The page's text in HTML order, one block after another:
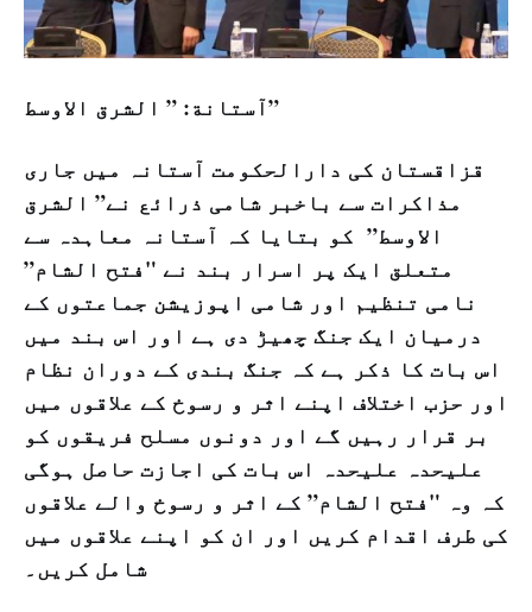
آستانة: ” الشرق الاوسط”
قزاقستان کی دارالحکومت آستانہ میں جاری
م‍ذاکرات سے باخبر شامی ذرائع نے” الشرق
الاوسط” کو بتایا کہ آستانہ معاہدہ سے
متعلق ایک پر اسرار بند نے "فتح الشام”
نامی تنظیم اور شامی اپوزیشن جماعتوں کے
درمیان ایک جنگ چھیڑ دی ہے اور اس بند میں
اس بات کا ذکر ہے کہ جنگ بندی کے دوران نظام
اور حزب اختلاف اپنے اثر و رسوخ کے علاقوں میں
بر قرار رہیں گے اور دونوں مسلح فریقوں کو
علیحدہ علیحدہ اس بات کی اجازت حاصل ہوگی
کہ وہ "فتح الشام” کے اثر و رسوخ والے علاقوں
کی طرف اقدام کریں اور ان کو اپنے علاقوں میں
شامل کریں۔